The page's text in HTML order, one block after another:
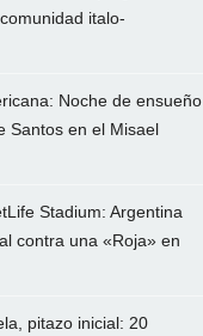
italo-
Noche de ensueño
Santos en el Misael
Stadium: Argentina
contra una «Roja» en
pitazo inicial: 20